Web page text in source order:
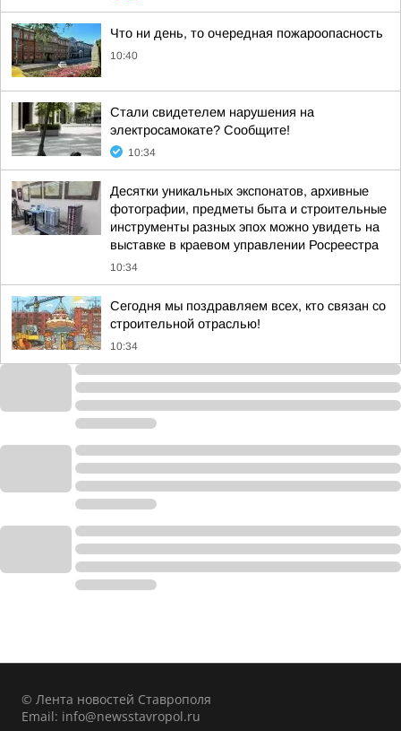
Что ни день, то очередная пожароопасность
10:40
Стали свидетелем нарушения на
электросамокате? Сообщите!
10:34
Десятки уникальных экспонатов, архивные
фотографии, предметы быта и строительные
инструменты разных эпох можно увидеть на
выставке в краевом управлении Росреестра
10:34
Сегодня мы поздравляем всех, кто связан со
строительной отраслью!
10:34
© Лента новостей Ставрополя
Email: info@newsstavropol.ru